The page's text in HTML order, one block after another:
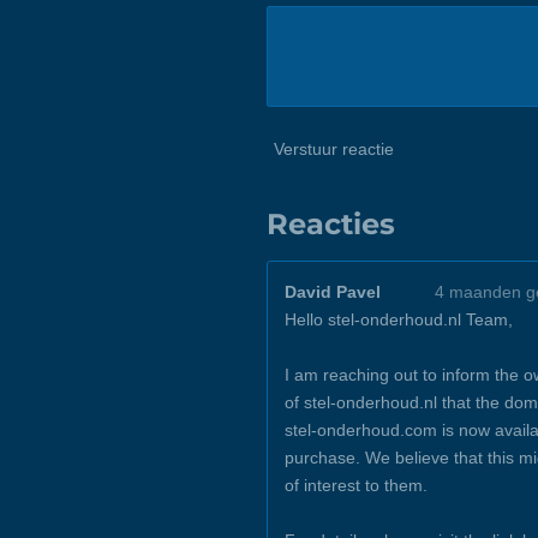
Verstuur reactie
Reacties
David Pavel
4 maanden
Hello stel-onderhoud.nl Team,
I am reaching out to inform the
of stel-onderhoud.nl that the
stel-onderhoud.com is now
purchase. We believe that this
of interest to them.